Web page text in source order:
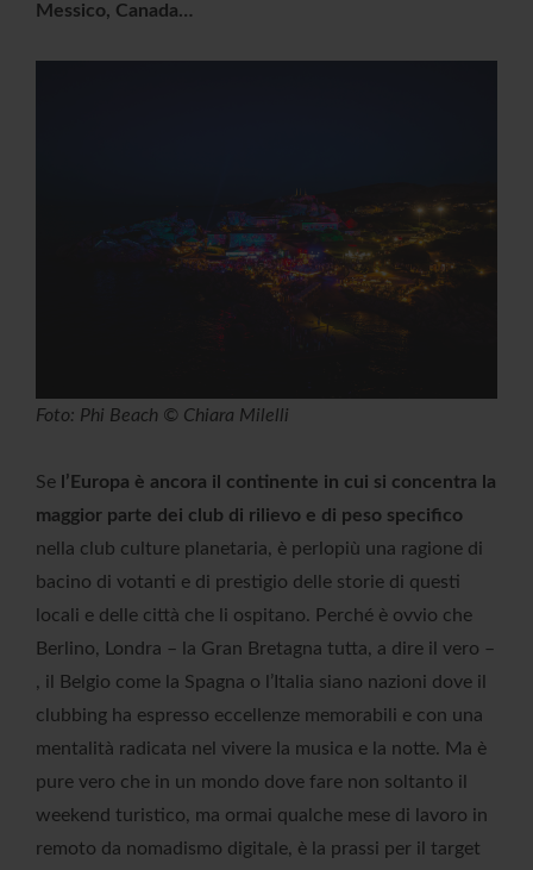
Messico, Canada…
Foto: Phi Beach © Chiara Milelli
Se l’Europa è ancora il continente in cui si concentra la
maggior parte dei club di rilievo e di peso specifico
nella club culture planetaria, è perlopiù una ragione di
bacino di votanti e di prestigio delle storie di questi
locali e delle città che li ospitano. Perché è ovvio che
Berlino, Londra – la Gran Bretagna tutta, a dire il vero –
, il Belgio come la Spagna o l’Italia siano nazioni dove il
clubbing ha espresso eccellenze memorabili e con una
mentalità radicata nel vivere la musica e la notte. Ma è
pure vero che in un mondo dove fare non soltanto il
weekend turistico, ma ormai qualche mese di lavoro in
remoto da nomadismo digitale, è la prassi per il target